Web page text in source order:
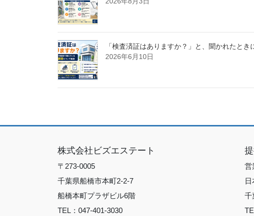
「検査済証はありますか？」と、聞かれたとき
2026年6月10日
株式会社ビズエステート
〒273-0005
千葉県船橋市本町2-2-7
船橋本町プラザビル6階
TEL：047-401-3030
提
営
千